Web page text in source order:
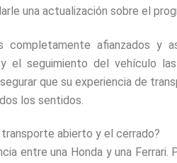
una actualización sobre el
completamente afianzados y
el seguimiento del vehículo
que su experiencia de
los sentidos.
abierto y el cerrado?
entre una Honda y una Ferrari.